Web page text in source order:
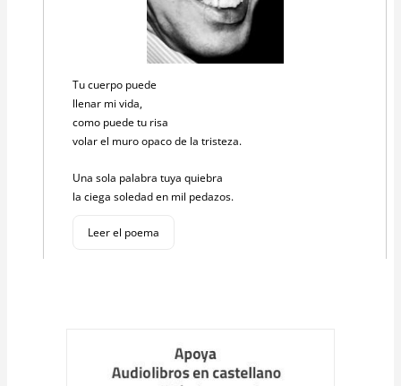
Tu cuerpo puede
llenar mi vida,
como puede tu risa
volar el muro opaco de la tristeza.
Una sola palabra tuya quiebra
la ciega soledad en mil pedazos.
Leer el poema